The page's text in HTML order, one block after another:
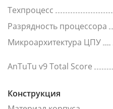
Техпроцесс
Разрядность процессора
Микроархитектура ЦПУ
AnTuTu v9 Total Score
Конструкция